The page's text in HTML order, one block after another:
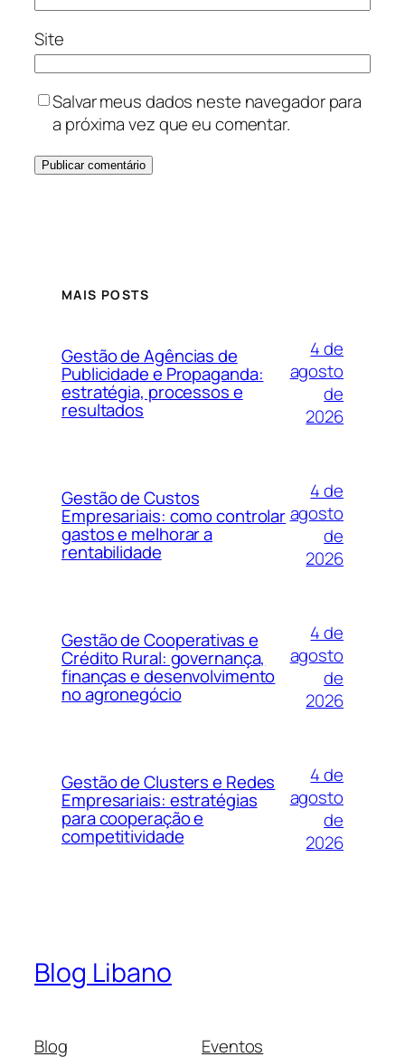
Site
Salvar meus dados neste navegador para
a próxima vez que eu comentar.
MAIS POSTS
Gestão de Agências de
Publicidade e Propaganda:
estratégia, processos e
resultados
4 de
agosto
de
2026
Gestão de Custos
Empresariais: como controlar
gastos e melhorar a
rentabilidade
4 de
agosto
de
2026
Gestão de Cooperativas e
Crédito Rural: governança,
finanças e desenvolvimento
no agronegócio
4 de
agosto
de
2026
Gestão de Clusters e Redes
Empresariais: estratégias
para cooperação e
competitividade
4 de
agosto
de
2026
Blog Libano
Blog Eventos